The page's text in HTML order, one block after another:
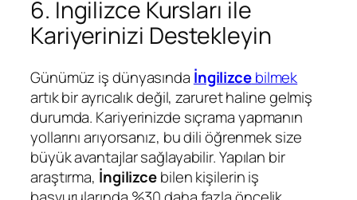
6. İngilizce Kursları ile
Kariyerinizi Destekleyin
Günümüz iş dünyasında İngilizcebilmek
artık bir ayrıcalık değil, zaruret haline gelmiş
durumda. Kariyerinizde sıçrama yapmanın
yollarını arıyorsanız, bu dili öğrenmek size
büyük avantajlar sağlayabilir. Yapılan bir
araştırma, İngilizcebilen kişilerin iş